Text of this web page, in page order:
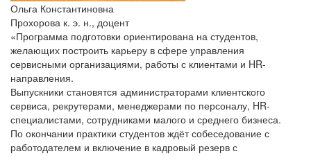
Ольга Константиновна
Прохорова к. э. н., доцент
«Программа подготовки ориентирована на студентов,
желающих построить карьеру в сфере управления
сервисными организациями, работы с клиентами и HR-
направления.
Выпускники становятся администраторами клиентского
сервиса, рекрутерами, менеджерами по персоналу, HR-
специалистами, сотрудниками малого и среднего бизнеса.
По окончании практики студентов ждёт собеседование с
работодателем и включение в кадровый резерв с